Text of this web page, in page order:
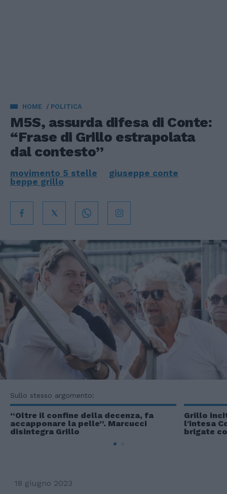
HOME POLITICA
M5S, assurda difesa di Conte:
“Frase di Grillo estrapolata
dal contesto”
movimento 5 stelle
giuseppe conte
beppe grillo
Sullo stesso argomento:
“Oltre il confine della decenza, fa
accapponare la pelle”. Marcucci
disintegra Grillo
Grillo
l'intesa
brigate
18 giugno 2023